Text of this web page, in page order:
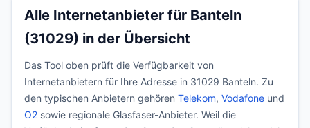
Alle Internetanbieter für Banteln
(31029) in der Übersicht
Das Tool oben prüft die Verfügbarkeit von
Internetanbietern für Ihre Adresse in 31029 Banteln. Zu
den typischen Anbietern gehören Telekom, Vodafone und
O2 sowie regionale Glasfaser-Anbieter. Weil die